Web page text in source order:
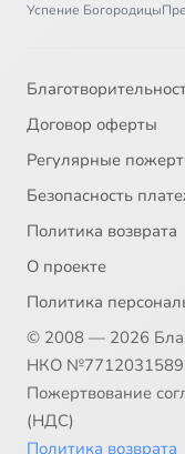
Успение Богородицы
Договор оферты
Регулярные
Безопасность
Политика возврата
О проекте
Политика
© 2008 — 2026
НКО №7712031589
Пожертвование
(НДС)
Политика возврата